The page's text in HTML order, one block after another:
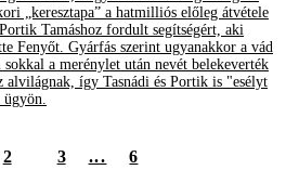
„keresztapa” a hatmilliós előleg átvétele
Tamáshoz fordult segítségért, aki
Fenyőt. Gyárfás szerint ugyanakkor a vád
a merénylet után nevét belekeverték
alvilágnak, így Tasnádi és Portik is "esélyt
ügyön.
2 3 ... 6